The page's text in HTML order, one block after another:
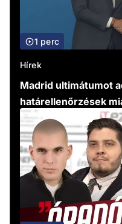
1 perc
Hírek
Madrid ultimátumot
határellenőrzések